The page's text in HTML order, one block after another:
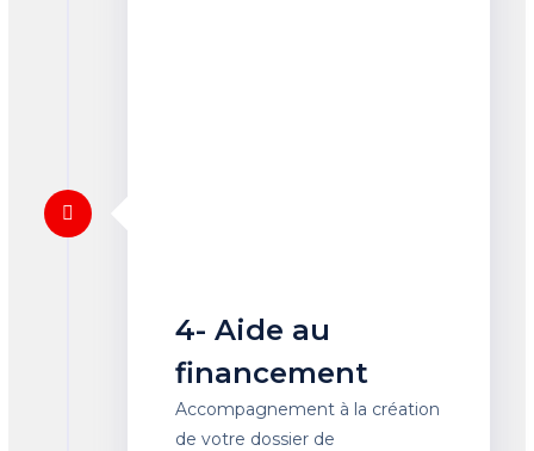
4- Aide au
financement
Accompagnement à la création
de votre dossier de